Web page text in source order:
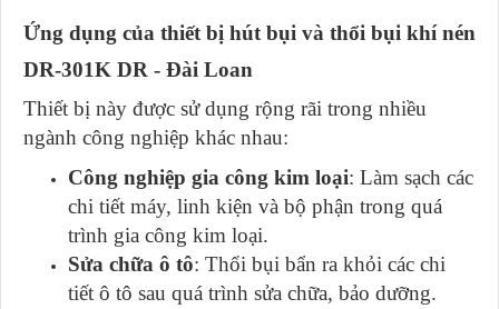
Ứng dụng của thiết bị hút bụi và thổi bụi khí nén
DR-301K DR - Đài Loan
Thiết bị này được sử dụng rộng rãi trong nhiều
ngành công nghiệp khác nhau:
Công nghiệp gia công kim loại: Làm sạch các
chi tiết máy, linh kiện và bộ phận trong quá
trình gia công kim loại.
Sửa chữa ô tô: Thổi bụi bẩn ra khỏi các chi
tiết ô tô sau quá trình sửa chữa, bảo dưỡng.